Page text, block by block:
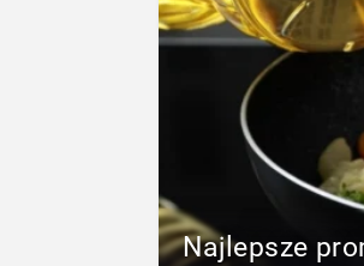
Najlepsze